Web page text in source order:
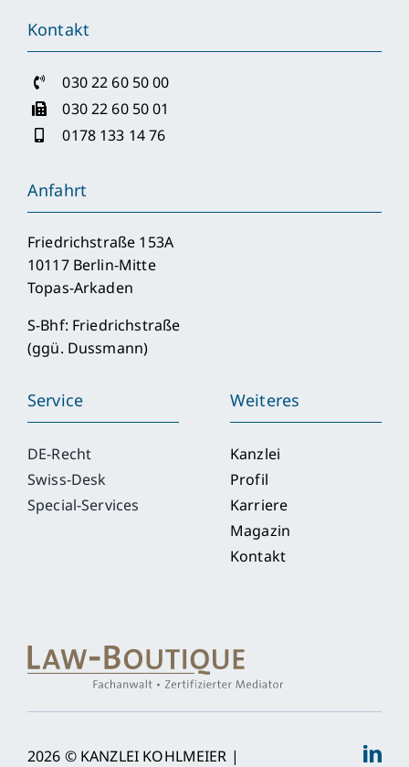
Kontakt
030 22 60 50 00
030 22 60 50 01
0178 133 14 76
Anfahrt
Friedrichstraße 153A
10117 Berlin-Mitte
Topas-Arkaden
S-Bhf: Friedrichstraße
(ggü. Dussmann)
Service
DE-Recht
Swiss-Desk
Special-Services
Weiteres
Kanzlei
Profil
Karriere
Magazin
Kontakt
2026 © KANZLEI KOHLMEIER |